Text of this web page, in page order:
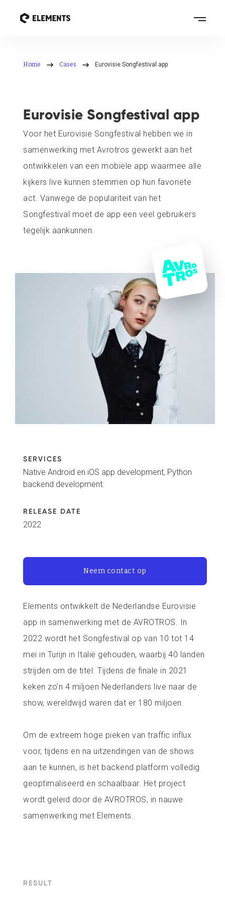
Home Cases Eurovisie Songfestival app
Eurovisie Songfestival app
Voor het Eurovisie Songfestival hebben we in
samenwerking met Avrotros gewerkt aan het
ontwikkelen van een mobiele app waarmee alle
kijkers live kunnen stemmen op hun favoriete
act. Vanwege de populariteit van het
Songfestival moet de app een veel gebruikers
tegelijk aankunnen.
SERVICES
Native Android en iOS app development, Python
backend development.
RELEASE DATE
2022
Neem contact op
Elements ontwikkelt de Nederlandse Eurovisie
app in samenwerking met de AVROTROS. In
2022 wordt het Songfestival op van 10 tot 14
mei in Turijn in Italië gehouden, waarbij 40 landen
strijden om de titel. Tijdens de finale in 2021
keken zo'n 4 miljoen Nederlanders live naar de
show, wereldwijd waren dat er 180 miljoen.
Om de extreem hoge pieken van traffic influx
voor, tijdens en na uitzendingen van de shows
aan te kunnen, is het backend platform volledig
geoptimaliseerd en schaalbaar. Het project
wordt geleid door de AVROTROS, in nauwe
samenwerking met Elements.
RESULT